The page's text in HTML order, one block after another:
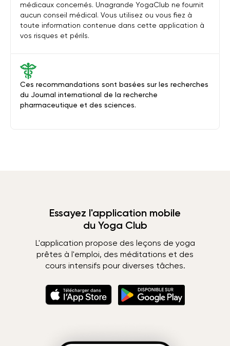
Ces recommandations sont basées sur les recherches
du Journal international de la recherche
pharmaceutique et des sciences.
médicaux concernés. Unagrande YogaClub ne fournit
aucun conseil médical. Vous utilisez ou vous fiez à
toute information contenue dans cette application à
vos risques et périls.
Essayez l'application mobile
du Yoga Club
L'application propose des leçons de yoga
prêtes à l'emploi, des méditations et des
cours intensifs pour diverses tâches.